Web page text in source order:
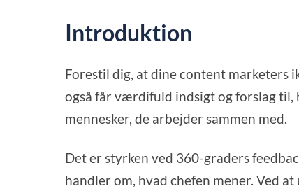
Introduktion
Forestil dig, at dine content marketers
også får værdifuld indsigt og forslag til,
mennesker, de arbejder sammen med.
Det er styrken ved 360-graders
handler om, hvad chefen mener. Ved